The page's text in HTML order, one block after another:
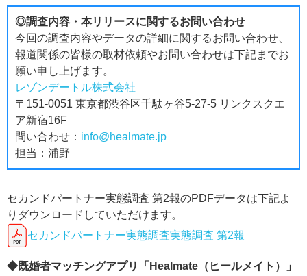
◎調査内容・本リリースに関するお問い合わせ
今回の調査内容やデータの詳細に関するお問い合わせ、
報道関係の皆様の取材依頼やお問い合わせは下記までお
願い申し上げます。
レゾンデートル株式会社
〒151-0051 東京都渋谷区千駄ヶ谷5-27-5 リンクスクエ
ア新宿16F
問い合わせ： info@healmate.jp
担当：浦野
セカンドパートナー実態調査 第2報のPDFデータは下記よ
りダウンロードしていただけます。
セカンドパートナー実態調査実態調査 第2報
◆既婚者マッチングアプリ「Healmate（ヒールメイト）」